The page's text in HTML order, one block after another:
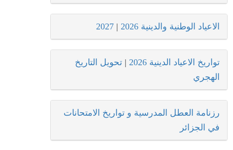
الاعياد الوطنية والدينية 2026 |
2027
تواريخ الاعياد الدينية 2026 | تحويل التاريخ
الهجري
رزنامة العطل المدرسية و تواريخ الامتحانات
في الجزائر